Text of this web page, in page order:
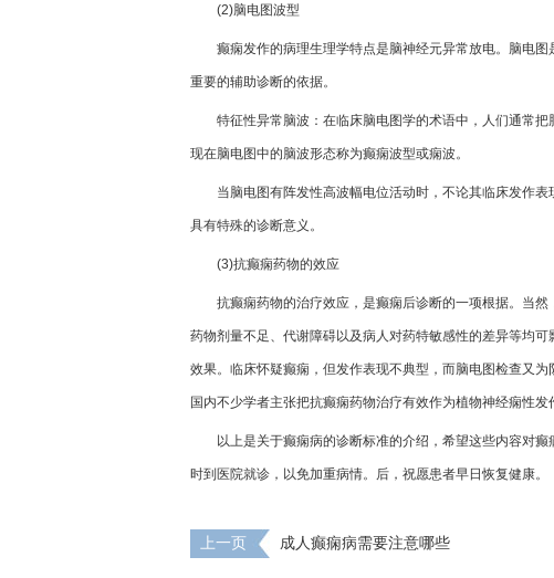
(2)脑电图波型
癫痫发作的病理生理学特点是脑神经元异常放电。脑电
重要的辅助诊断的依据。
特征性异常脑波：在临床脑电图学的术语中，人们通常
现在脑电图中的脑波形态称为癫痫波型或痫波。
当脑电图有阵发性高波幅电位活动时，不论其临床发作
具有特殊的诊断意义。
(3)抗癫痫药物的效应
抗癫痫药物的治疗效应，是癫痫后诊断的一项根据。当
药物剂量不足、代谢障碍以及病人对药特敏感性的差异等均
效果。临床怀疑癫痫，但发作表现不典型，而脑电图检查又
国内不少学者主张把抗癫痫药物治疗有效作为植物神经痫性发
以上是关于癫痫病的诊断标准的介绍，希望这些内容对
时到医院就诊，以免加重病情。后，祝愿患者早日恢复健康。
上一页 成人癫痫病需要注意哪些